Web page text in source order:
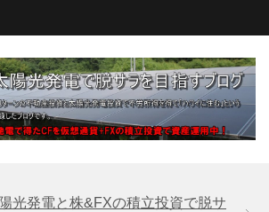
光発電と株&FXの積立投資で脱サ